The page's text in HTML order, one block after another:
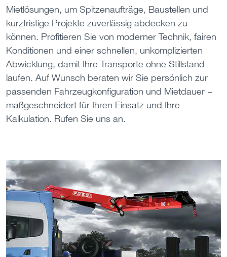
Mietlösungen, um Spitzenaufträge, Baustellen und
kurzfristige Projekte zuverlässig abdecken zu
können. Profitieren Sie von moderner Technik, fairen
Konditionen und einer schnellen, unkomplizierten
Abwicklung, damit Ihre Transporte ohne Stillstand
laufen. Auf Wunsch beraten wir Sie persönlich zur
passenden Fahrzeugkonfiguration und Mietdauer –
maßgeschneidert für Ihren Einsatz und Ihre
Kalkulation. Rufen Sie uns an.